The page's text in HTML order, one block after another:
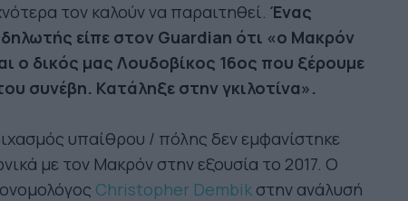
τον καλούν να παραιτηθεί. Ένας
είπε στον Guardian ότι «ο Μακρόν
ο δικός μας Λουδοβίκος 16ος που ξέρουμε
συνέβη. Κατάληξε στην γκιλοτίνα».
υπαίθρου / πόλης δεν εμφανίστηκε
με τον Μακρόν στην εξουσία το 2017. Ο
Christopher Dembikστην ανάλυσή